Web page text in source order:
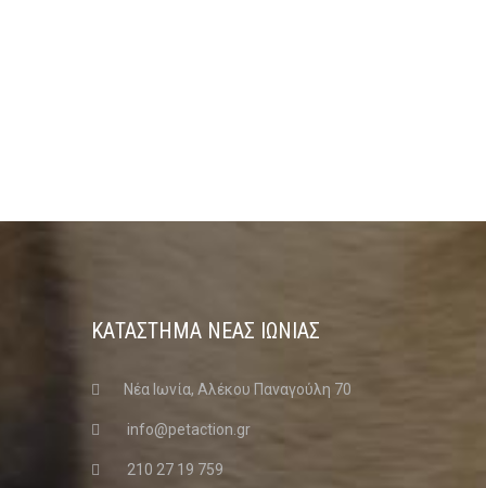
ΚΑΤΑΣΤΗΜΑ ΝΈΑΣ ΙΩΝΊΑΣ
Νέα Ιωνία, Αλέκου Παναγούλη 70
info@petaction.gr
210 27 19 759